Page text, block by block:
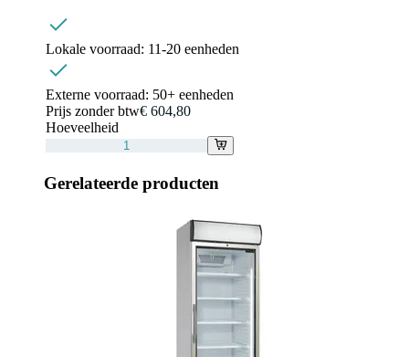
Lokale voorraad: 11-20 eenheden
Externe voorraad: 50+ eenheden
Prijs zonder btw€ 604,80
Hoeveelheid
Gerelateerde producten